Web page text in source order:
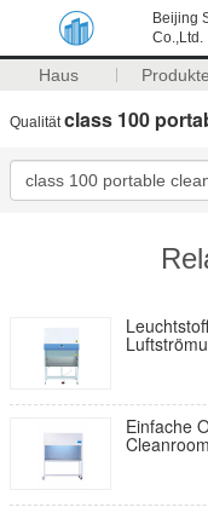
Beijing
Co.,Ltd.
Haus Produkte
Qualitätclass 100
Einfache